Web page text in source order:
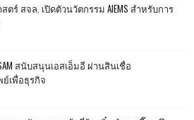
ร์ สจล. เปิดตัวนวัตกรรม AIEMS สำหรับการ
สนับสนุนเอสเอ็มอี ผ่านสินเชื่อ
เพื่อธุรกิจ